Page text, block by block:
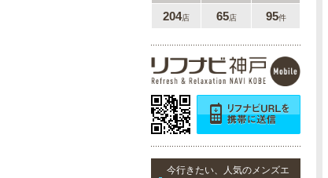
204店 65店 95件
今行きたい、人気のメンズエ